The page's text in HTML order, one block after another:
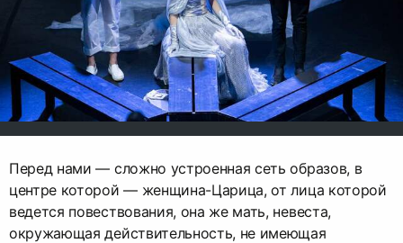
Перед нами — сложно устроенная сеть образов, в
центре которой — женщина-Царица, от лица которой
ведется повествования, она же мать, невеста,
окружающая действительность, не имеющая